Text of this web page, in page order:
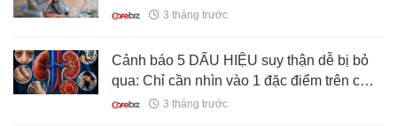
Prada 2 "hút tiền" chỉ với 1 tờ tạp chí thời
3 tháng trước
Cảnh báo 5 DẤU HIỆU suy thận dễ bị bỏ
qua: Chỉ cần nhìn vào 1 đặc điểm trên cơ
thể cũng có thể nhận ra ngay
3 tháng trước